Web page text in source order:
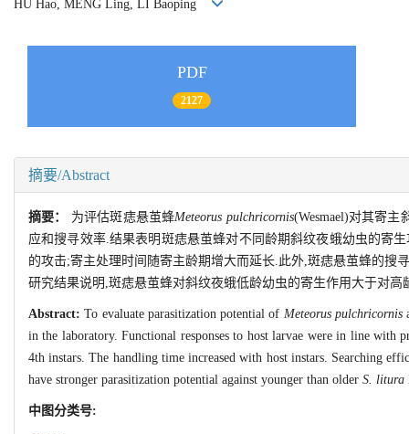
HU Hao, MENG Ling, LI Baoping
PDF
2127
摘要/Abstract
摘要： 为评估斑痣悬茧蜂Meteorus pulchricornis(Wesmael)对其寄主
应和搜寻效率.结果表明斑痣悬茧蜂对不同龄期斜纹夜蛾幼虫的寄
的攻击;寄主处理时间随寄主龄期增大而延长.此外,斑痣悬茧蜂的搜
研究结果说明,斑痣悬茧蜂对斜纹夜蛾低龄幼虫的寄生作用大于对高
Abstract:To evaluate parasitization potential of Meteorus pulchricornis
in the laboratory. Functional responses to host larvae were in line
4th instars. The handling time increased with host instars. Searching
have stronger parasitization potential against younger than older S. litura
中图分类号: